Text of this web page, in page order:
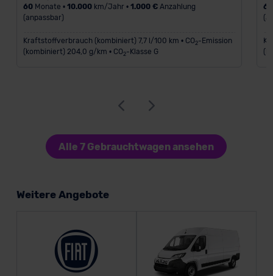
60Monate • 10.000km/Jahr • 1.000 €Anzahlung
(anpassbar)
Kraftstoffverbrauch (kombiniert) 7,7 l/100 km • CO 2-Emission
(kombiniert) 204,0 g/km • CO 2-Klasse G
60
Alle 7 Gebrauchtwagen ansehen
Weitere Angebote